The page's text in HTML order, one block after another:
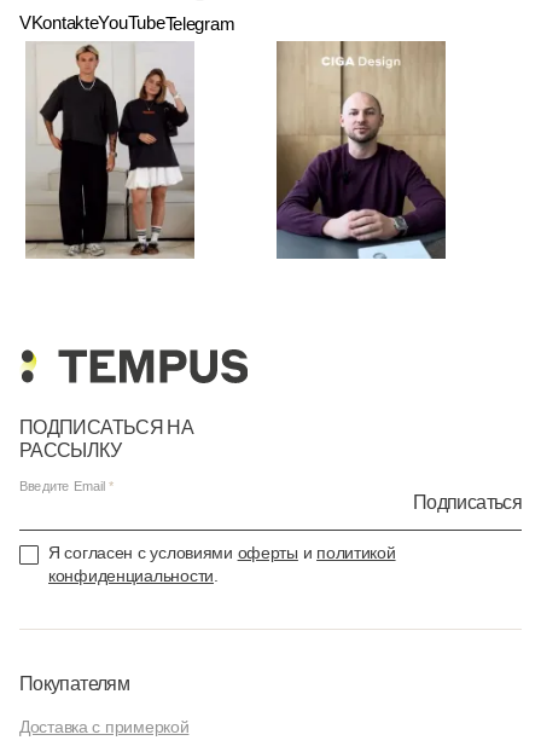
VKontakteYouTubeTelegram
ПОДПИСАТЬСЯ НА
РАССЫЛКУ
Введите Email
Подписаться
Я согласен с условиями оферты и политикой
конфиденциальности
Покупателям
Доставка с примеркой